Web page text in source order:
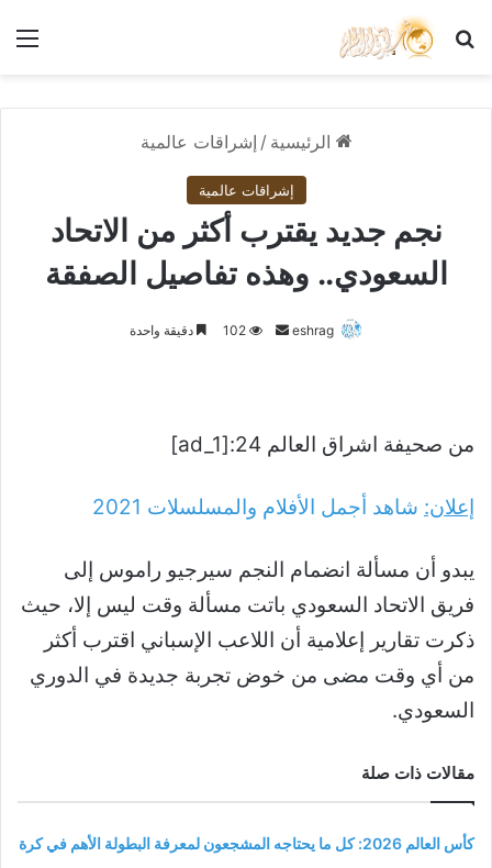
بحث عن
الرئيسية / إشراقات عالمية
إشراقات عالمية
نجم جديد يقترب أكثر من الاتحاد
السعودي.. وهذه تفاصيل الصفقة
eshrag
أرسل 102 دقيقة واحدة
من صحيفة اشراق العالم 24:[ad_1]
إعلان: شاهد أجمل الأفلام والمسلسلات 2021
يبدو أن مسألة انضمام النجم سيرجيو راموس إلى
فريق الاتحاد السعودي باتت مسألة وقت ليس إلا، حيث
ذكرت تقارير إعلامية أن اللاعب الإسباني اقترب أكثر
من أي وقت مضى من خوض تجربة جديدة في الدوري
السعودي.
مقالات ذات صلة
كأس العالم 2026: كل ما يحتاجه المشجعون لمعرفة البطولة الأهم في كرة